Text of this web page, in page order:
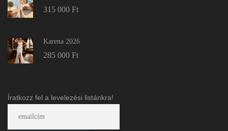
315 000 Ft
Karena 2026
285 000 Ft
Íratkozz fel a levelezési listánkra!